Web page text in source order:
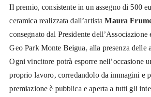
Il premio, consistente in un assegno di 500
ceramica realizzata dall’artistaMaura
consegnato dal Presidente dell’Associazione
Geo Park Monte Beigua, alla presenza delle
Ogni vincitore potrà esporre nell’occasione
proprio lavoro, corredandolo da immagini e
premiazione è pubblica e aperta a tutti gli